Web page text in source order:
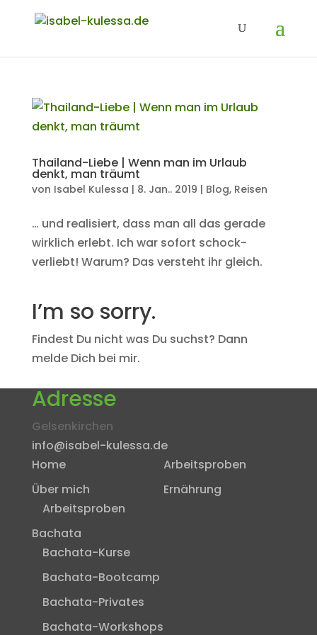
Thailand-Liebe | Wenn man im Urlaub
denkt, man träumt
von Isabel Kulessa | 8. Jan.. 2019 | Blog, Reisen
… und realisiert, dass man all das gerade
wirklich erlebt. Ich war sofort schock-
verliebt! Warum? Das versteht ihr gleich.
I’m so sorry.
Findest Du nicht was Du suchst? Dann
melde Dich bei mir.
Adresse
Gelsenkirchen
info@isabel-kulessa.de
Home
Über mich
Arbeitsproben
Bachata
Bachata-Kurse
Bachata-Bootcamp
Bachata-Privates
Bachata-Workshops
Arbeitsproben
Ernährung